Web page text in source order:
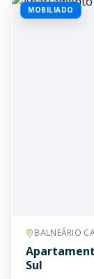
MOBILIADO
BALNEÁRIO
Sul